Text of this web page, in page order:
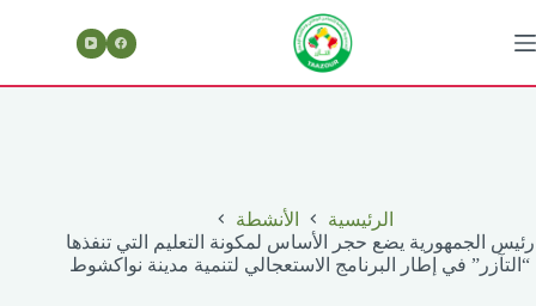
إلى
المحتوى
الرئيسية
الأنشطة
رئيس الجمهورية يضع حجر الأساس لمكونة التعليم التي تنفذها
“التآزر” في إطار البرنامج الاستعجالي لتنمية مدينة نواكشوط